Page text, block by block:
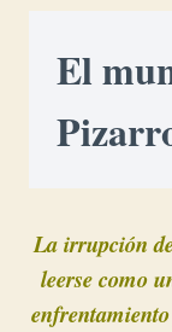
El
La irrupción
leerse como